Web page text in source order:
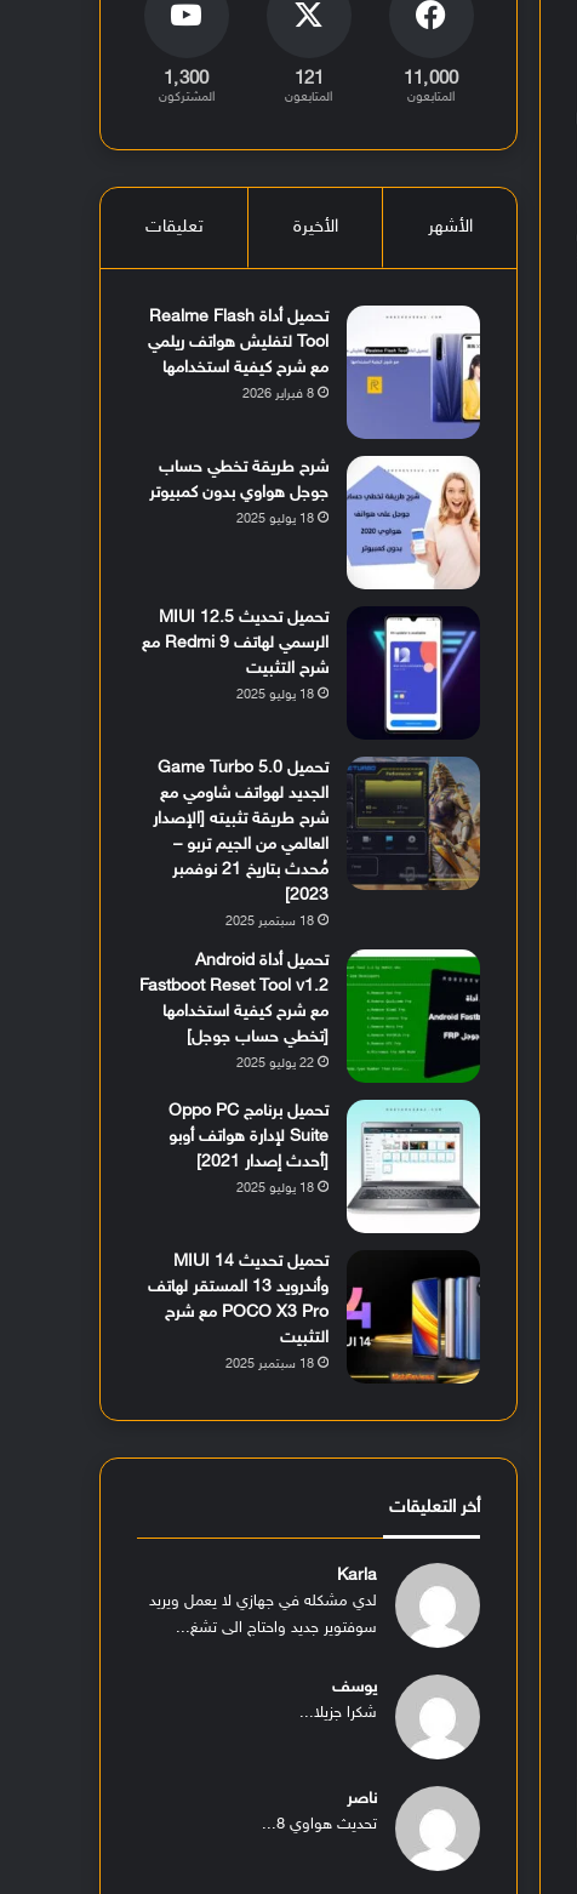
11٬000
المتابعون
121
المتابعون
1٬300
المشتركون
الأشهر الأخيرة تعليقات
تحميل أداة Realme Flash
Tool لتفليش هواتف ريلمي
مع شرح كيفية استخدامها
8 فبراير 2026
شرح طريقة تخطي حساب
جوجل هواوي بدون كمبيوتر
18 يوليو 2025
تحميل تحديث MIUI 12.5
الرسمي لهاتف Redmi 9 مع
شرح التثبيت
18 يوليو 2025
تحميل Game Turbo 5.0
الجديد لهواتف شاومي مع
شرح طريقة تثبيته [الإصدار
العالمي من الجيم تربو –
مُحدث بتاريخ 21 نوفمبر
2023]
18 سبتمبر 2025
تحميل أداة Android
Fastboot Reset Tool v1.2
مع شرح كيفية استخدامها
[تخطي حساب جوجل]
22 يوليو 2025
تحميل برنامج Oppo PC
Suite لإدارة هواتف أوبو
[أحدث إصدار 2021]
18 يوليو 2025
تحميل تحديث MIUI 14
وأندرويد 13 المستقر لهاتف
POCO X3 Pro مع شرح
التثبيت
18 سبتمبر 2025
أخر التعليقات
Karla
لدي مشكله في جهازي لا يعمل ويريد
سوفتوير جديد واحتاج الى تشغ...
يوسف
شكرا جزيلا...
ناصر
تحديث هواوي 8...